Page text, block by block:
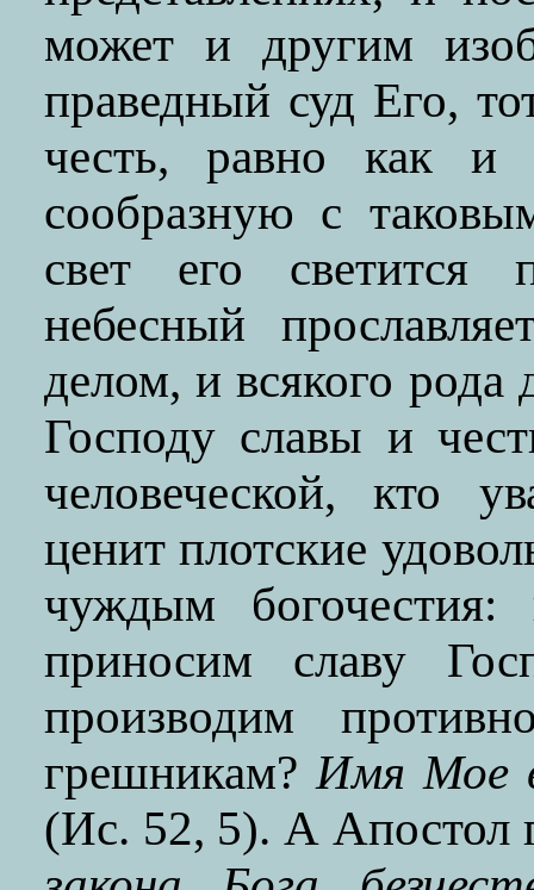
может и другим
праведный суд Его,
честь, равно как и
сообразную с
свет его светится
небесный
делом, и всякого
Господу славы и
человеческой, кто
ценит плотские
чуждым
приносим славу
производим
грешникам?Имя Мое
(Ис. 52, 5). А Апостол